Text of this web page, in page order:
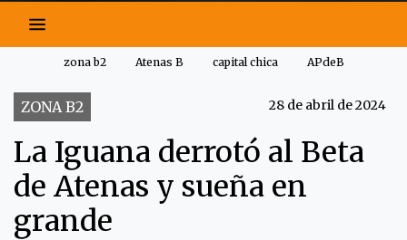
zona b2 Atenas B capital chica APdeB
ZONA B2 28 de abril de 2024
La Iguana derrotó al Beta
de Atenas y sueña en
grande